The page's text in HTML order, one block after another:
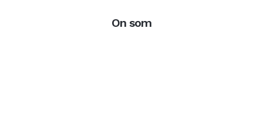
On som